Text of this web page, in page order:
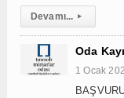
Devamı... ▸
Oda
1 Ocak